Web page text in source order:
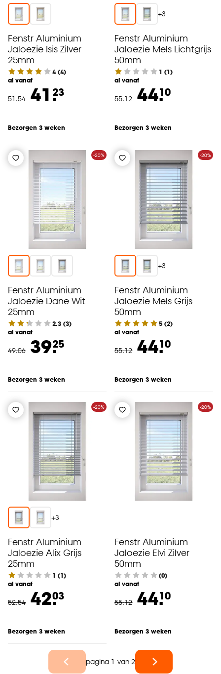
Fenstr Aluminium
Jaloezie Isis Zilver
25mm
4(4)
al vanaf
51.54 41.23
Bezorgen 3 weken
+3
Fenstr Aluminium
Jaloezie Mels Lichtgrijs
50mm
1 (1)
al vanaf
55.12 44.10
Bezorgen 3 weken
-20%
Fenstr Aluminium
Jaloezie Dane Wit
25mm
2.3 (3)
al vanaf
49.06 39.25
Bezorgen 3 weken
-20%
+3
Fenstr Aluminium
Jaloezie Mels Grijs
50mm
5 (2)
al vanaf
55.12 44.10
Bezorgen 3 weken
-20%
+3
Fenstr Aluminium
Jaloezie Alix Grijs
25mm
1 (1)
al vanaf
52.54 42.03
Bezorgen 3 weken
-20%
Fenstr Aluminium
Jaloezie Elvi Zilver
50mm
(0)
al vanaf
55.12 44.10
Bezorgen 3 weken
pagina 1 van 2